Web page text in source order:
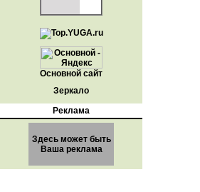
Основной сайт
Зеркало
Реклама
Здесь может быть
Ваша реклама